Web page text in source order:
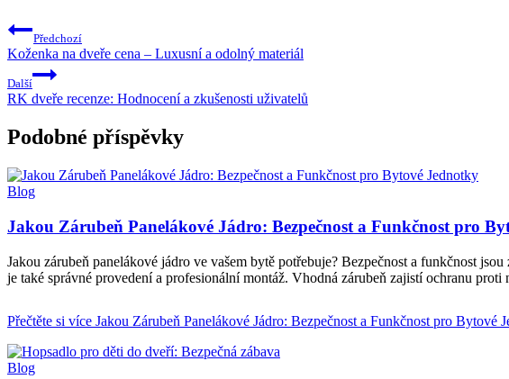
Předchozí
Koženka na dveře cena – Luxusní a odolný materiál
Další
RK dveře recenze: Hodnocení a zkušenosti uživatelů
Podobné příspěvky
Blog
Jakou Zárubeň Panelákové Jádro: Bezpečnost a Funkčnost pro
Jakou zárubeň panelákové jádro ve vašem bytě potřebuje? Bezpečnost a funkčnost
je také správné provedení a profesionální montáž. Vhodná zárubeň zajistí ochranu
Přečtěte si více Jakou Zárubeň Panelákové Jádro: Bezpečnost a Funkčnost pro Bytové
Blog